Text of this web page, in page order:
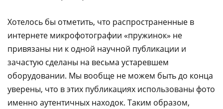
Хотелось бы отметить, что распространенные в
интернете микрофотографии «пружинок» не
привязаны ни к одной научной публикации и
зачастую сделаны на весьма устаревшем
оборудовании. Мы вообще не можем быть до конца
уверены, что в этих публикациях использованы фото
именно аутентичных находок. Таким образом,